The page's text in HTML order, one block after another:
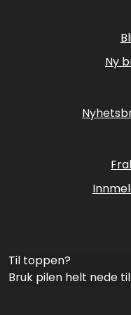
Ny
Til toppen?
Bruk pilen helt nede